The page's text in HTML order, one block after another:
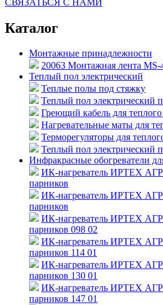
Каталог
Монтажные принадлежности
20063 Монтажная лента MS-
Теплый пол электрический
Теплые полы под стяжку
Теплый пол электрический
Греющий кабель для
Нагревательные маты для
Терморегуляторы для
Теплый пол электрический
Инфракрасные обогреватели
ИК-нагреватель ИРТЕХ
парников
ИК-нагреватель ИРТЕХ
парников
ИК-нагреватель ИРТЕХ
парников 098 02
ИК-нагреватель ИРТЕХ
парников 114 01
ИК-нагреватель ИРТЕХ
парников 130 01
ИК-нагреватель ИРТЕХ
парников 147 01